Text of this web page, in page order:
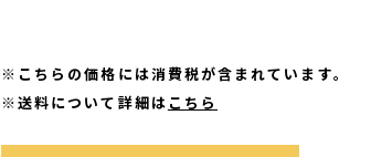
※こちらの価格には消費税が含まれています。
※送料について詳細は こちら